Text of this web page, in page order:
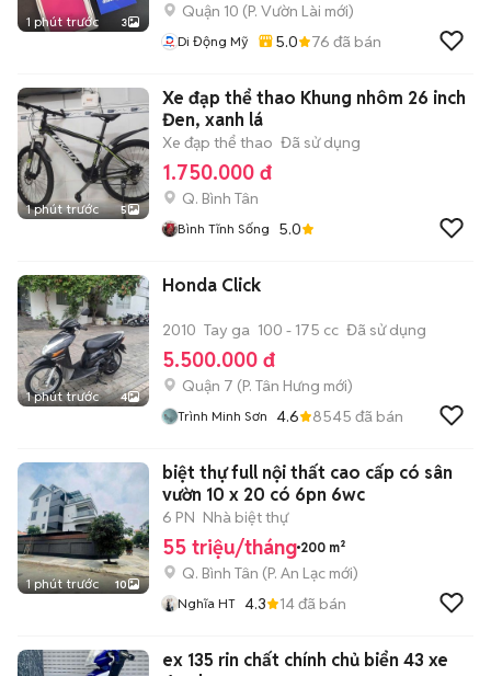
1 phút trước 3
Quận 10 (P. Vườn Lài mới)
Di Động Mỹ 5.0 76 đã bán
1 phút trước 5
Xe đạp thể thao Khung nhôm 26 inch
Đen, xanh lá
Xe đạp thể thao Đã sử dụng
1.750.000 đ
Q. Bình Tân
Bình Tĩnh Sống 5.0
1 phút trước 4
Honda Click
2010 Tay ga 100 - 175 cc Đã sử dụng
5.500.000 đ
Quận 7 (P. Tân Hưng mới)
Trình Minh Sơn 4.6 8545 đã bán
1 phút trước 10
biệt thự full nội thất cao cấp có sân
vườn 10 x 20 có 6pn 6wc
6 PN Nhà biệt thự
55 triệu/tháng 200 m²
Q. Bình Tân (P. An Lạc mới)
Nghĩa HT 4.3 14đã bán
ex 135 rin chất chính chủ biển 43 xe